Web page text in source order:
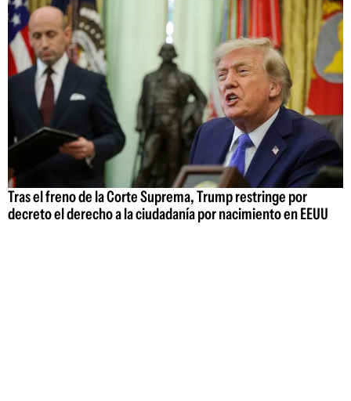
Tras el freno de la Corte Suprema, Trump restringe por
decreto el derecho a la ciudadanía por nacimiento en EEUU